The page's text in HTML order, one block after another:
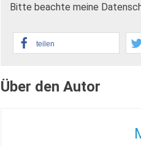
Bitte beachte meine
teilen
Über den Autor